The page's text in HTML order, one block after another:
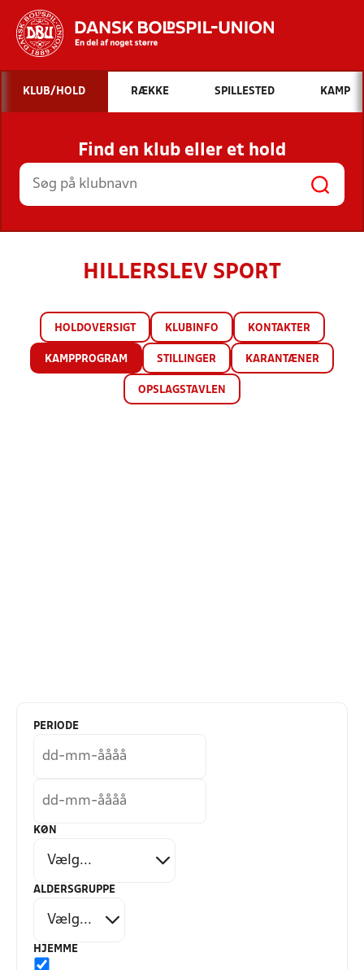
Hvad vil du søge efter?
INDHOLD OG NYHEDER
STILLINGER, RESULTATER, KLUBBER OG
HOLD
KLUB/HOLD RÆKKE SPILLESTED KAMP
Find en klub eller et hold
HILLERSLEV SPORT
HOLDOVERSIGT KLUBINFO KONTAKTER
KAMPPROGRAM STILLINGER KARANTÆNER
OPSLAGSTAVLEN
PERIODE
KØN
ALDERSGRUPPE
HJEMME